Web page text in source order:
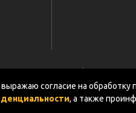
согласие на
, а также
Политика